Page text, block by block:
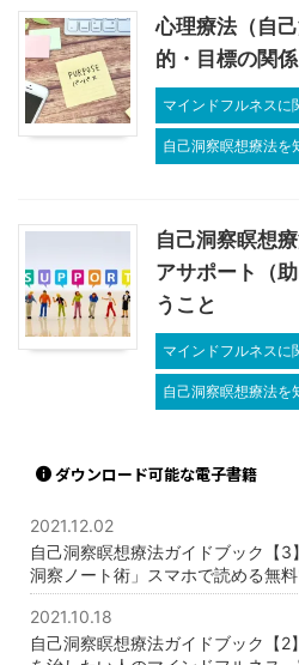
心理療法（自
的・目標の関係
マインドフルネスに
自己洞察瞑想療法を
自己洞察瞑想
アサポート（
うこと
マインドフルネスに
自己洞察瞑想療法を
ダウンロード可能な電子書籍
2021.12.02
自己洞察瞑想療法ガイドブック【
洞察ノート術」スマホで読める無
2021.10.18
自己洞察瞑想療法ガイドブック【